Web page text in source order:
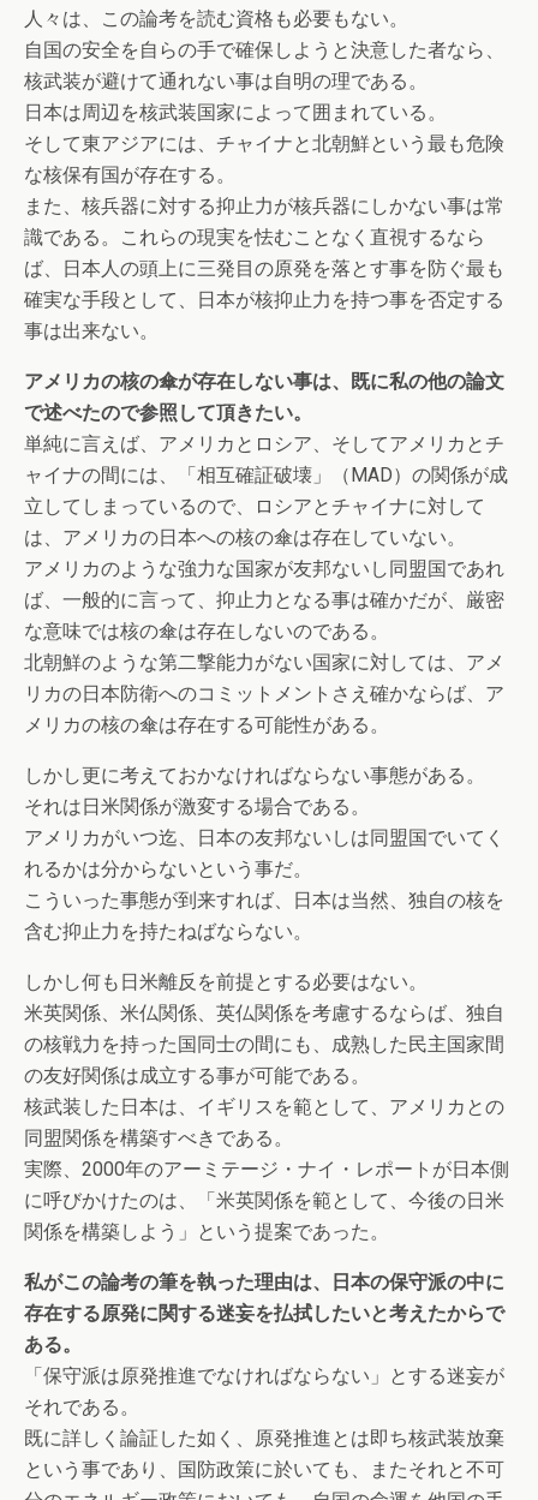
人々は、この論考を読む資格も必要もない。
自国の安全を自らの手で確保しようと決意した者なら、
核武装が避けて通れない事は自明の理である。
日本は周辺を核武装国家によって囲まれている。
そして東アジアには、チャイナと北朝鮮という最も危険
な核保有国が存在する。
また、核兵器に対する抑止力が核兵器にしかない事は常
識である。これらの現実を怯むことなく直視するなら
ば、日本人の頭上に三発目の原発を落とす事を防ぐ最も
確実な手段として、日本が核抑止力を持つ事を否定する
事は出来ない。
アメリカの核の傘が存在しない事は、既に私の他の論文
で述べたので参照して頂きたい。
単純に言えば、アメリカとロシア、そしてアメリカとチ
ャイナの間には、「相互確証破壊」（MAD）の関係が成
立してしまっているので、ロシアとチャイナに対して
は、アメリカの日本への核の傘は存在していない。
アメリカのような強力な国家が友邦ないし同盟国であれ
ば、一般的に言って、抑止力となる事は確かだが、厳密
な意味では核の傘は存在しないのである。
北朝鮮のような第二撃能力がない国家に対しては、アメ
リカの日本防衛へのコミットメントさえ確かならば、ア
メリカの核の傘は存在する可能性がある。
しかし更に考えておかなければならない事態がある。
それは日米関係が激変する場合である。
アメリカがいつ迄、日本の友邦ないしは同盟国でいてく
れるかは分からないという事だ。
こういった事態が到来すれば、日本は当然、独自の核を
含む抑止力を持たねばならない。
しかし何も日米離反を前提とする必要はない。
米英関係、米仏関係、英仏関係を考慮するならば、独自
の核戦力を持った国同士の間にも、成熟した民主国家間
の友好関係は成立する事が可能である。
核武装した日本は、イギリスを範として、アメリカとの
同盟関係を構築すべきである。
実際、2000年のアーミテージ・ナイ・レポートが日本側
に呼びかけたのは、「米英関係を範として、今後の日米
関係を構築しよう」という提案であった。
私がこの論考の筆を執った理由は、日本の保守派の中に
存在する原発に関する迷妄を払拭したいと考えたからで
ある。
「保守派は原発推進でなければならない」とする迷妄が
それである。
既に詳しく論証した如く、原発推進とは即ち核武装放棄
という事であり、国防政策に於いても、またそれと不可